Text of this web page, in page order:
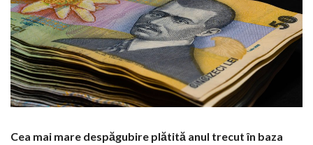
Cea mai mare despăgubire plătită anul trecut în baza